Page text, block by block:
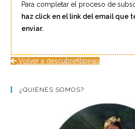
Para completar el proceso de
haz click en el link del email que
enviar.
Volver a descubrefilipinas
¿QUIÉNES SOMOS?